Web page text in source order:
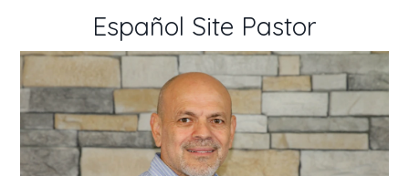
Español Site Pastor
Read More